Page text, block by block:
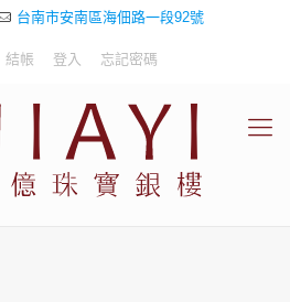
台南市安南區海佃路一段92號
結帳 登入 忘記密碼